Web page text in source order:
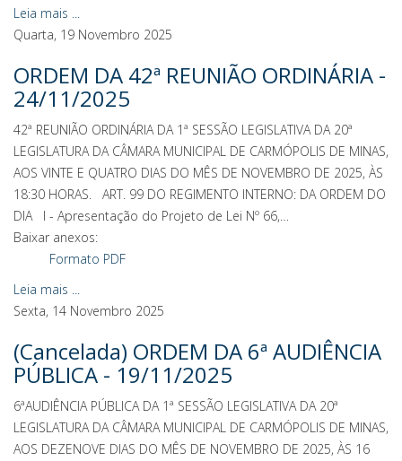
Leia mais ...
Quarta, 19 Novembro 2025
ORDEM DA 42ª REUNIÃO ORDINÁRIA -
24/11/2025
42ª REUNIÃO ORDINÁRIA DA 1ª SESSÃO LEGISLATIVA DA 20ª
LEGISLATURA DA CÂMARA MUNICIPAL DE CARMÓPOLIS DE MINAS,
AOS VINTE E QUATRO DIAS DO MÊS DE NOVEMBRO DE 2025, ÀS
18:30 HORAS. ART. 99 DO REGIMENTO INTERNO: DA ORDEM DO
DIA I - Apresentação do Projeto de Lei Nº 66,…
Baixar anexos:
Formato PDF
Leia mais ...
Sexta, 14 Novembro 2025
(Cancelada) ORDEM DA 6ª AUDIÊNCIA
PÚBLICA - 19/11/2025
6ªAUDIÊNCIA PÚBLICA DA 1ª SESSÃO LEGISLATIVA DA 20ª
LEGISLATURA DA CÂMARA MUNICIPAL DE CARMÓPOLIS DE MINAS,
AOS DEZENOVE DIAS DO MÊS DE NOVEMBRO DE 2025, ÀS 16